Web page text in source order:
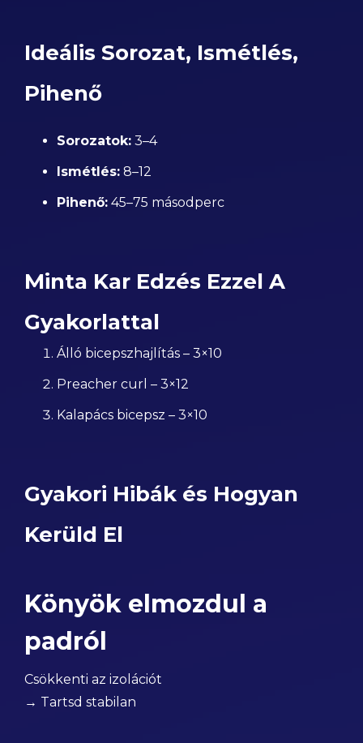
Ideális Sorozat, Ismétlés,
Pihenő
Sorozatok: 3–4
Ismétlés: 8–12
Pihenő: 45–75 másodperc
Minta Kar Edzés Ezzel A
Gyakorlattal
Álló bicepszhajlítás – 3×10
Preacher curl – 3×12
Kalapács bicepsz – 3×10
Gyakori Hibák és Hogyan
Kerüld El
Könyök elmozdul a
padról
Csökkenti az izolációt
→ Tartsd stabilan